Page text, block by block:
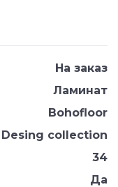
На заказ
Ламинат
Bohofloor
Desing collection
34
Да